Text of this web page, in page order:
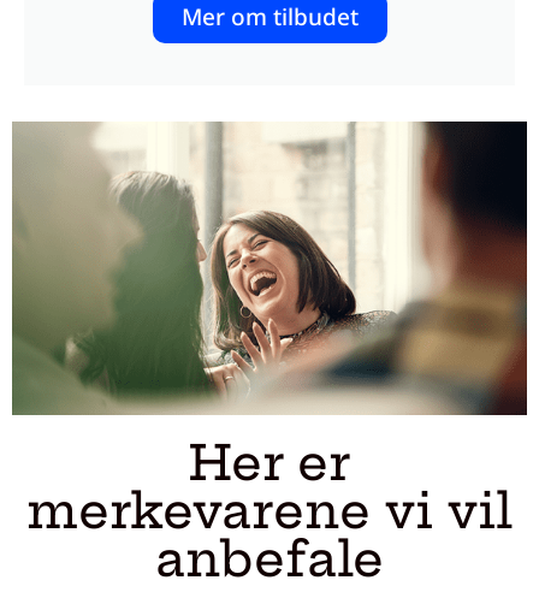
Mer om tilbudet
Her er
merkevarene vi vil
anbefale